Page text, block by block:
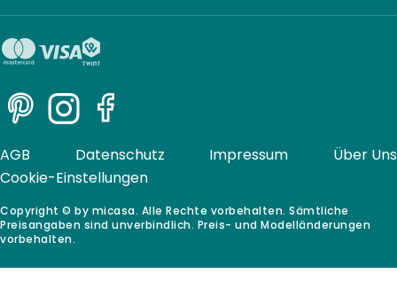
PinterestInstagramFacebook
Copyright © by micasa. Alle Rechte vorbehalten. Sämtliche
Preisangaben sind unverbindlich. Preis- und Modelländerungen
vorbehalten.
AGB Datenschutz Impressum
Über Uns
Cookie-Einstellungen